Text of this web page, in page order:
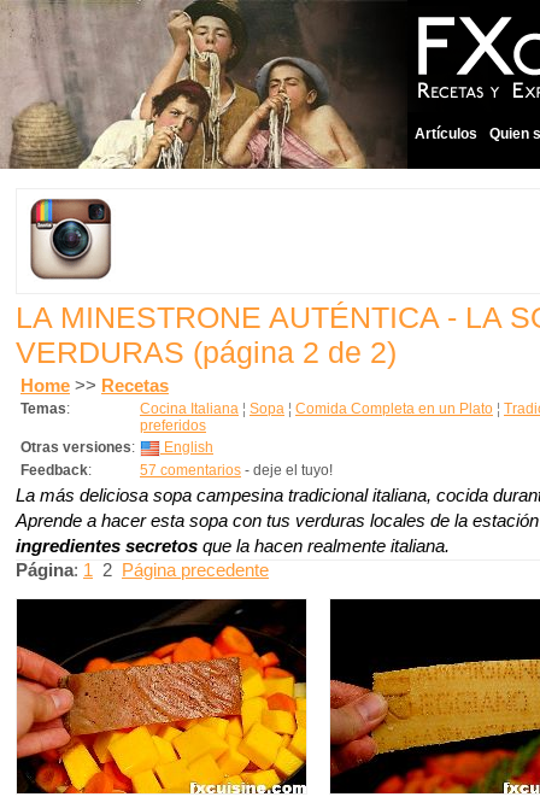
Artículos Quien
LA MINESTRONE AUTÉNTICA - LA
VERDURAS (página 2 de 2)
Home >> Recetas
Temas: Cocina Italiana ¦ Sopa ¦ Comida Completa en un Plato ¦
preferidos
Otras versiones:
English
Feedback: 57 comentarios - deje el tuyo!
La más deliciosa sopa campesina tradicional italiana, cocida
Aprende a hacer esta sopa con tus verduras locales de la
ingredientes secretos que la hacen realmente italiana.
Página: 1 2 Página precedente